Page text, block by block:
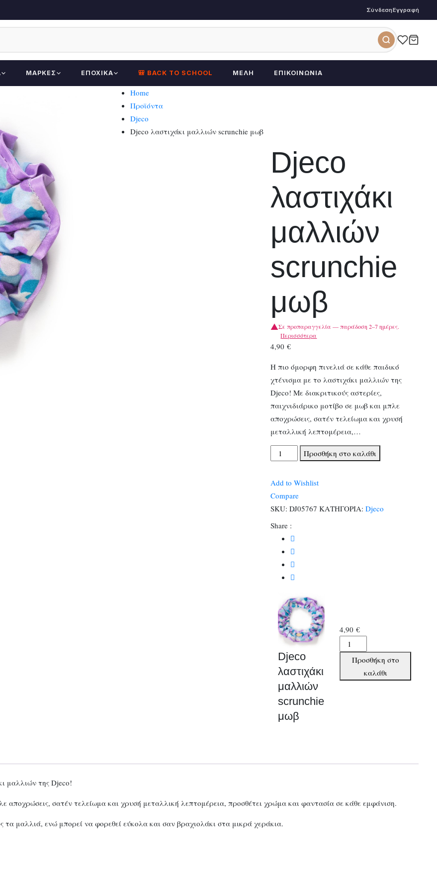
ΣύνδεσηΕγγραφή
ΜΆΡΚΕΣ ΕΠΟΧΙΚΆ 🎒 BACK TO SCHOOL ΜΈΛΗ ΕΠΙΚΟΙΝΩΝΊΑ
Home
Προϊόντα
Djeco
Djeco λαστιχάκι μαλλιών scrunchie μωβ
Djeco
λαστιχάκι
μαλλιών
scrunchie
μωβ
Σε προπαραγγελία — παράδοση 2–7 ημέρες.
Περισσότερα
4,90€
Η πιο όμορφη πινελιά σε κάθε παιδικό
χτένισμα με το λαστιχάκι μαλλιών της
Djeco! Με διακριτικούς αστερίες,
παιχνιδιάρικο μοτίβο σε μωβ και μπλε
αποχρώσεις, σατέν τελείωμα και χρυσή
μεταλλική λεπτομέρεια,…
Djeco
λαστιχάκι
Προσθήκη στο καλάθι
Add to Wishlist
Compare
SKU: DJ05767 ΚΑΤΗΓΟΡΙΑ: Djeco
Share :
Djeco
λαστιχάκι
μαλλιών
scrunchie
μωβ
4,90€
Djeco
λαστιχάκι
scrunchie
Προσθήκη στο
καλάθι
μαλλιών της Djeco!
αποχρώσεις, σατέν τελείωμα και χρυσή μεταλλική λεπτομέρεια, προσθέτει χρώμα και φαντασία σε κάθε εμφάνιση.
τα μαλλιά, ενώ μπορεί να φορεθεί εύκολα και σαν βραχιολάκι στα μικρά χεράκια.